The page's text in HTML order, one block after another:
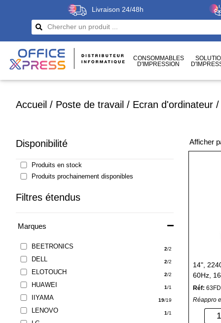
Livraison 24/48h
CONSOMMABLES
D'IMPRESSION
Accueil / Poste de travail / Ecran d'ordinateur /
Disponibilité
Produits en stock
Produits prochainement disponibles
Filtres étendus
Marques
BEETRONICS 2/2
DELL 2/2
ELOTOUCH 2/2
HUAWEI 1/1
IIYAMA 19/19
LENOVO 1/1
Afficher
14",
60Hz,
178°/
Réf:
Réappro